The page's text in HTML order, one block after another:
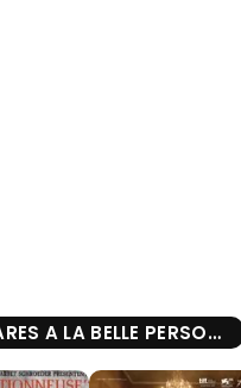
A LA BELLE PERSONNE